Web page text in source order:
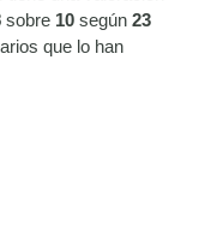
sobre 10 según 23
que lo han